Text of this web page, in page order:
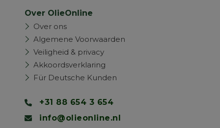
Over OlieOnline
Over ons
Algemene Voorwaarden
Veiligheid & privacy
Akkoordsverklaring
Für Deutsche Kunden
+31 88 654 3 654
info@olieonline.nl